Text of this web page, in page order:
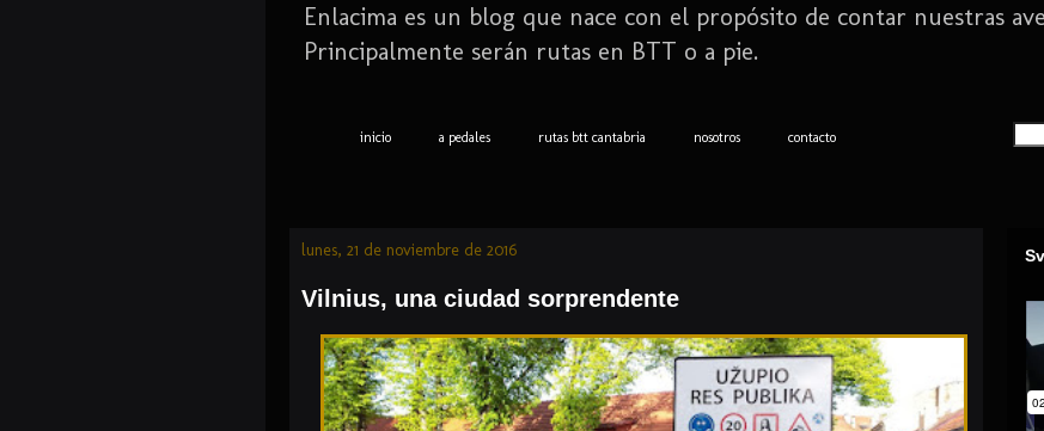
Enlacima es un blog que nace con el propósito de contar nuestras
Principalmente serán rutas en BTT o a pie.
inicio a pedales rutas btt cantabria nosotros contacto
lunes, 21 de noviembre de 2016
Vilnius, una ciudad sorprendente